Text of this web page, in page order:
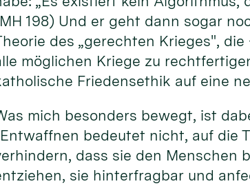
198) Und er geht dann sogar
des „gerechten Krieges",
möglichen Kriege zu
Friedensethik auf eine
mich besonders bewegt, ist
bedeutet nicht, auf die
dass sie den Menschen
sie hinterfragbar und